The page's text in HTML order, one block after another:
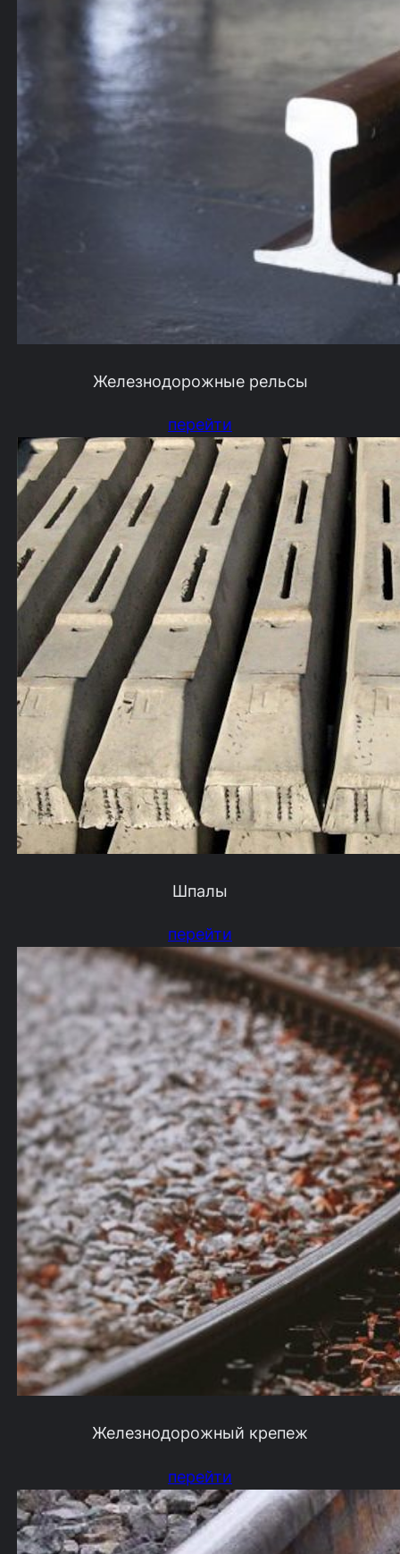
Железнодорожные рельсы
перейти
Шпалы
перейти
Железнодорожный крепеж
перейти